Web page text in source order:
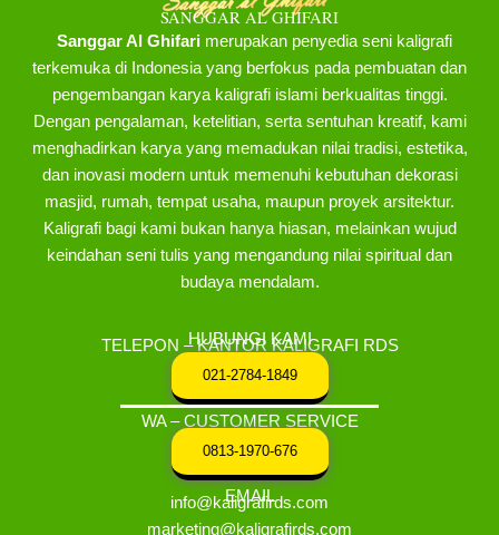
SANGGAR AL GHIFARI
Sanggar Al Ghifarimerupakan penyedia seni kaligrafi
terkemuka di Indonesia yang berfokus pada pembuatan dan
pengembangan karya kaligrafi islami berkualitas tinggi.
Dengan pengalaman, ketelitian, serta sentuhan kreatif, kami
menghadirkan karya yang memadukan nilai tradisi, estetika,
dan inovasi modern untuk memenuhi kebutuhan dekorasi
masjid, rumah, tempat usaha, maupun proyek arsitektur.
Kaligrafi bagi kami bukan hanya hiasan, melainkan wujud
keindahan seni tulis yang mengandung nilai spiritual dan
budaya mendalam.
HUBUNGI KAMI
TELEPON – KANTOR KALIGRAFI RDS
021-2784-1849
WA – CUSTOMER SERVICE
0813-1970-676
EMAIL
info@kaligrafirds.com
marketing@kaligrafirds.com